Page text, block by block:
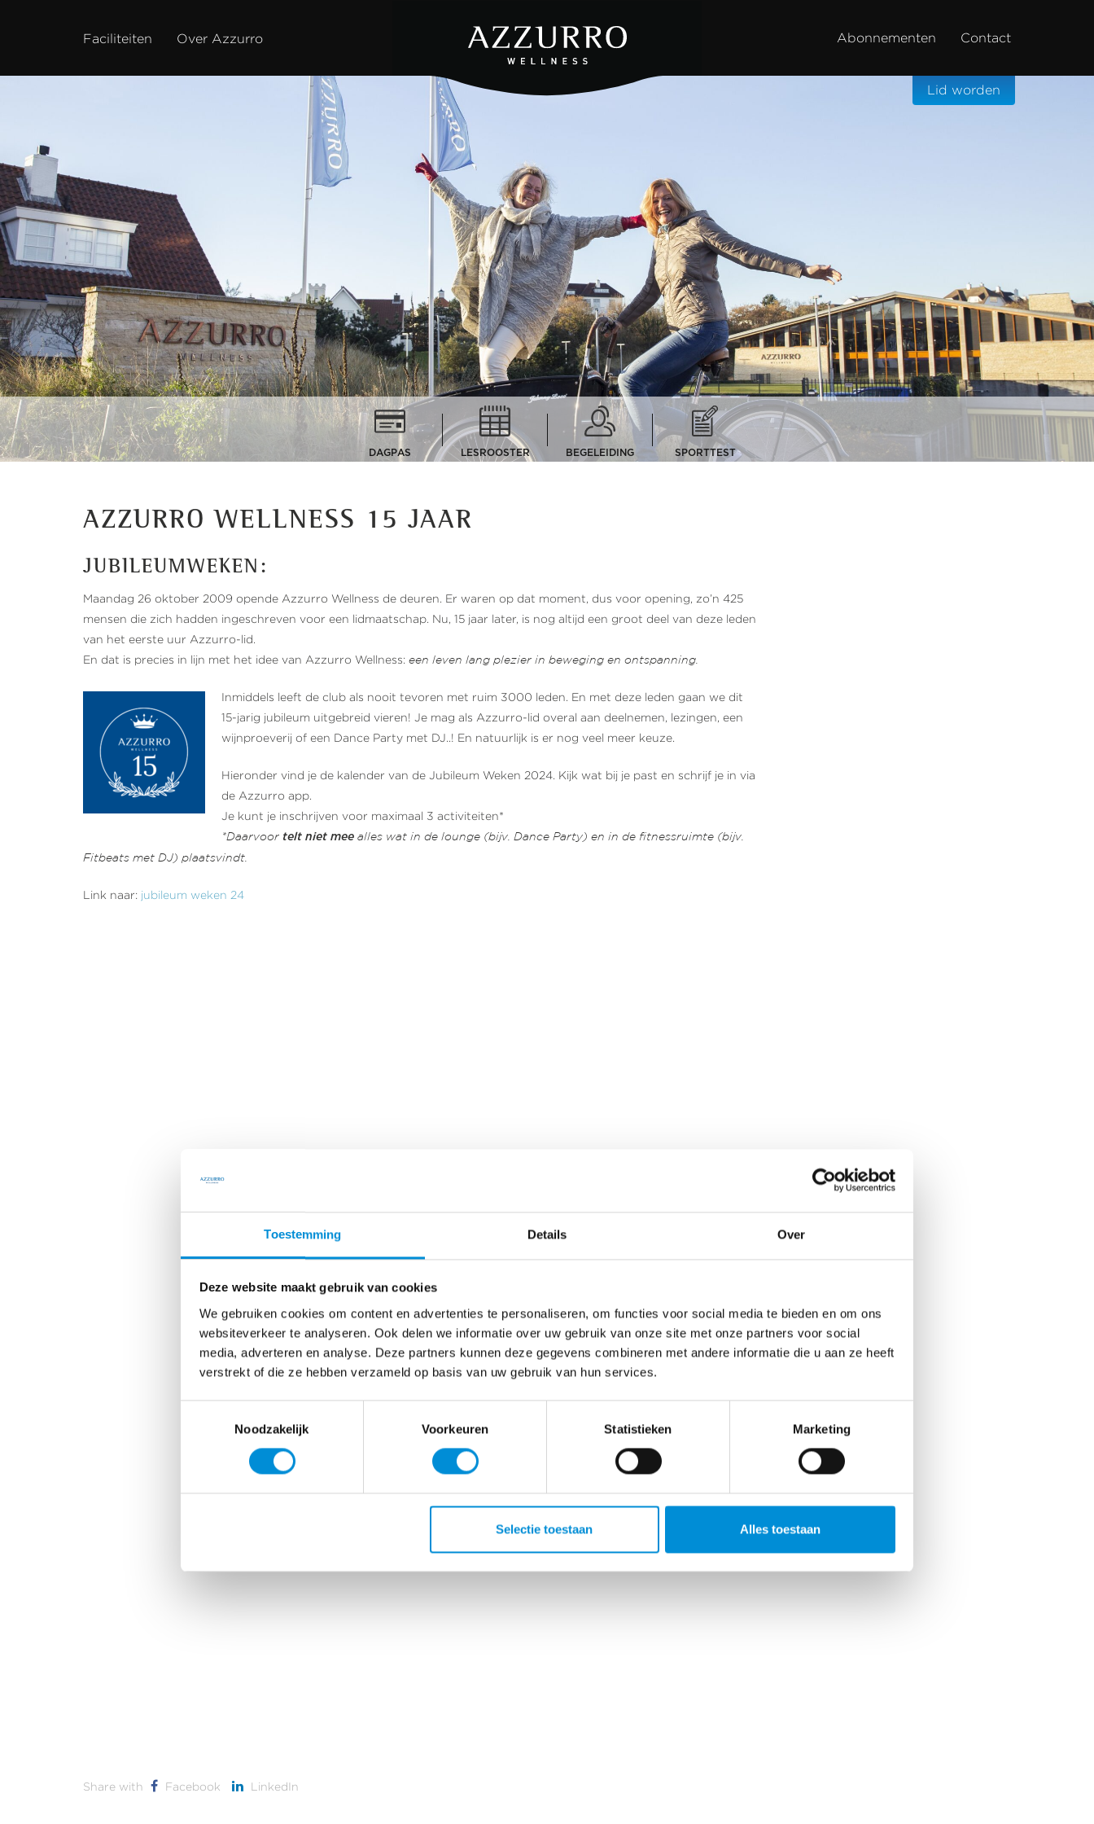
Toestemming Details Over
Deze website maakt gebruik van cookies
We gebruiken cookies om content en advertenties te personaliseren, om functies voor social media te bieden en om ons
websiteverkeer te analyseren. Ook delen we informatie over uw gebruik van onze site met onze partners voor social
media, adverteren en analyse. Deze partners kunnen deze gegevens combineren met andere informatie die u aan ze heeft
verstrekt of die ze hebben verzameld op basis van uw gebruik van hun services.
Noodzakelijk
Voorkeuren Statistieken Marketing
Selectie toestaan Alles toestaan
Faciliteiten Over Azzurro Abonnementen Contact
Lid worden
DAGPAS LESROOSTER BEGELEIDING SPORTTEST
AZZURRO WELLNESS 15 JAAR
JUBILEUMWEKEN:
Maandag 26 oktober 2009 opende Azzurro Wellness de deuren. Er waren op dat moment, dus voor opening, zo’n 425
mensen die zich hadden ingeschreven voor een lidmaatschap. Nu, 15 jaar later, is nog altijd een groot deel van deze leden
van het eerste uur Azzurro-lid.
En dat is precies in lijn met het idee van Azzurro Wellness: een leven lang plezier in beweging en ontspanning.
Inmiddels leeft de club als nooit tevoren met ruim 3000 leden. En met deze leden gaan we dit
15-jarig jubileum uitgebreid vieren! Je mag als Azzurro-lid overal aan deelnemen, lezingen, een
wijnproeverij of een Dance Party met DJ..! En natuurlijk is er nog veel meer keuze.
Hieronder vind je de kalender van de Jubileum Weken 2024. Kijk wat bij je past en schrijf je in via
de Azzurro app.
Je kunt je inschrijven voor maximaal 3 activiteiten*
*Daarvoor telt niet mee alles wat in de lounge (bijv. Dance Party) en in de fitnessruimte (bijv.
Fitbeats met DJ) plaatsvindt.
Link naar: jubileum weken 24
Share with Facebook LinkedIn